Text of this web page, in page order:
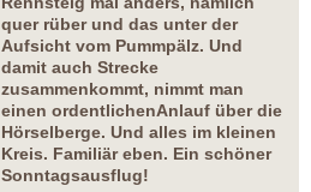
quer rüber und das unter der
Aufsicht vom Pummpälz. Und
damit auch Strecke
zusammenkommt, nimmt man
einen ordentlichenAnlauf über die
Hörselberge. Und alles im kleinen
Kreis. Familiär eben. Ein schöner
Sonntagsausflug!